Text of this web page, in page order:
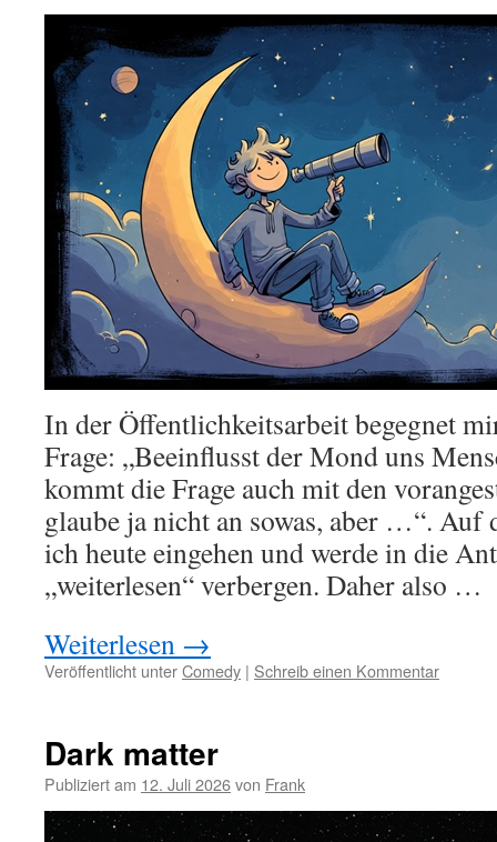
In der Öffentlichkeitsarbeit begegnet
Frage: „Beeinflusst der Mond uns
kommt die Frage auch mit den
glaube ja nicht an sowas, aber …“. Auf
ich heute eingehen und werde in die
„weiterlesen“ verbergen. Daher also …
Weiterlesen →
Veröffentlicht unterComedy | Schreib einen Kommentar
Dark matter
Publiziert am 12. Juli 2026von Frank